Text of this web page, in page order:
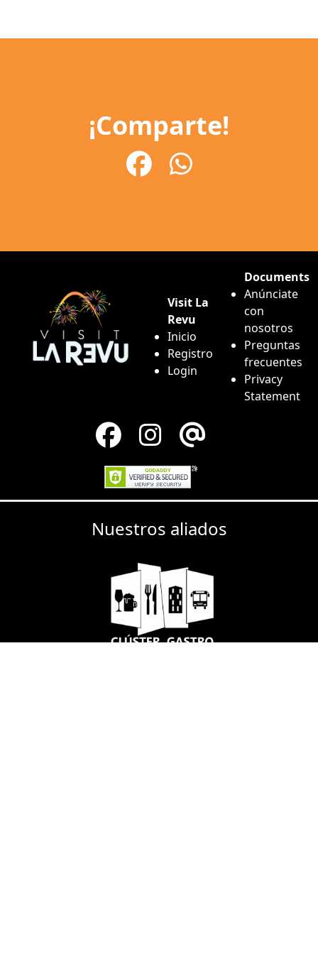
¡Comparte!
Visit La
Revu
Inicio
Registro
Login
Documents
Anúnciate
con
nosotros
Preguntas
frecuentes
Privacy
Statement
Nuestros aliados